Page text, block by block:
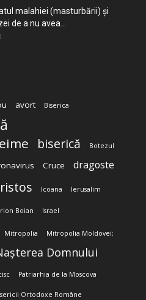
malahiei (masturbării) şi
de a nu avea...
avort Biserica
biserică Botezul
Cruce dragoste
Icoana Ierusalim
Boian Israel
Mitropolia Mitropolia Moldovei;
Domnului
Patriarhia de la Moscova
Ortodoxe Române